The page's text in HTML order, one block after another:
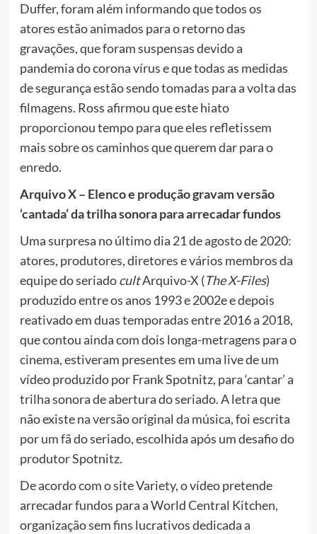
Duffer, foram além informando que todos os
atores estão animados para o retorno das
gravações, que foram suspensas devido a
pandemia do corona vírus e que todas as medidas
de segurança estão sendo tomadas para a volta das
filmagens. Ross afirmou que este hiato
proporcionou tempo para que eles refletissem
mais sobre os caminhos que querem dar para o
enredo.
Arquivo X – Elenco e produção gravam versão
‘cantada’ da trilha sonora para arrecadar fundos
Uma surpresa no último dia 21 de agosto de 2020:
atores, produtores, diretores e vários membros da
equipe do seriadocultArquivo-X (The X-Files)
produzido entre os anos 1993 e 2002e e depois
reativado em duas temporadas entre 2016 a 2018,
que contou ainda com dois longa-metragens para o
cinema, estiveram presentes em uma live de um
vídeo produzido por Frank Spotnitz, para ‘cantar’ a
trilha sonora de abertura do seriado. A letra que
não existe na versão original da música, foi escrita
por um fã do seriado, escolhida após um desafio do
produtor Spotnitz.
De acordo com o site Variety, o vídeo pretende
arrecadar fundos para a World Central Kitchen,
organização sem fins lucrativos dedicada a